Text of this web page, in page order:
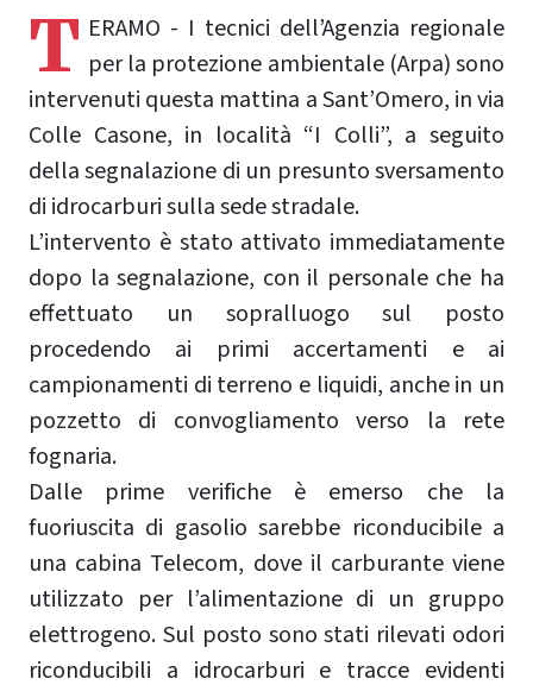
T ERAMO - I tecnici dell’Agenzia regionale
per la protezione ambientale (Arpa) sono
intervenuti questa mattina a Sant’Omero, in via
Colle Casone, in località “I Colli”, a seguito
della segnalazione di un presunto sversamento
di idrocarburi sulla sede stradale.
L’intervento è stato attivato immediatamente
dopo la segnalazione, con il personale che ha
effettuato un sopralluogo sul posto
procedendo ai primi accertamenti e ai
campionamenti di terreno e liquidi, anche in un
pozzetto di convogliamento verso la rete
fognaria.
Dalle prime verifiche è emerso che la
fuoriuscita di gasolio sarebbe riconducibile a
una cabina Telecom, dove il carburante viene
utilizzato per l’alimentazione di un gruppo
elettrogeno. Sul posto sono stati rilevati odori
riconducibili a idrocarburi e tracce evidenti